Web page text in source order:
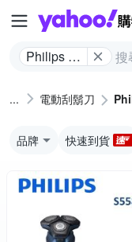
Philips 飛
電動刮鬍刀
品牌 快速到貨